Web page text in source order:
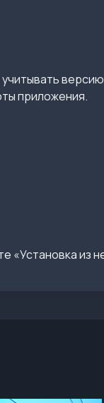
приложения.
«Установка из